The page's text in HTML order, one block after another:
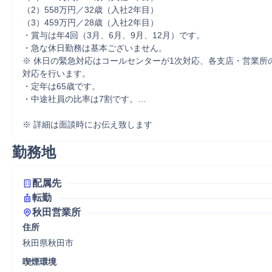
（2）558万円／32歳（入社2年目）
（3）459万円／28歳（入社2年目）
・賞与は年4回（3月、6月、9月、12月）です。
・急な休日勤務は基本ございません。
※ 休日の緊急対応はコールセンターが1次対応、各支店・営業所
対応を行います。
・定年は65歳です。
・中途社員の比率は7割です。…
※ 詳細は面談時にお伝え致します
勤務地
配属先
転勤
秋田営業所
住所
秋田県秋田市
喫煙環境